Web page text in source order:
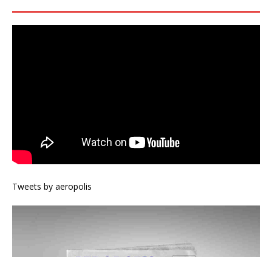
Tweets by aeropolis